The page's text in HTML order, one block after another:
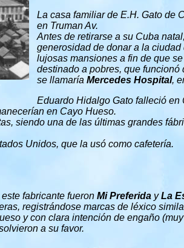
La casa familiar de E.H. Gato de
en Truman Av.
Antes de retirarse a su Cuba
generosidad de donar a la
lujosas mansiones a fin de que
destinado a pobres, que funcionó
se llamaría Mercedes Hospital,
Eduardo Hidalgo Gato falleció en
en Cayo Hueso.
siendo una de las últimas grandes
Unidos, que la usó como cafetería.
fabricante fueron Mi Preferida yLa
registrándose marcas de léxico
y con clara intención de engaño
a su favor.